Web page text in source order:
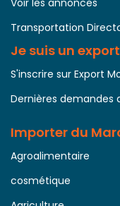
Transportation
Je suis un
S'inscrire sur Export
Dernières demandes
Importer du
Agroalimentaire
cosmétique